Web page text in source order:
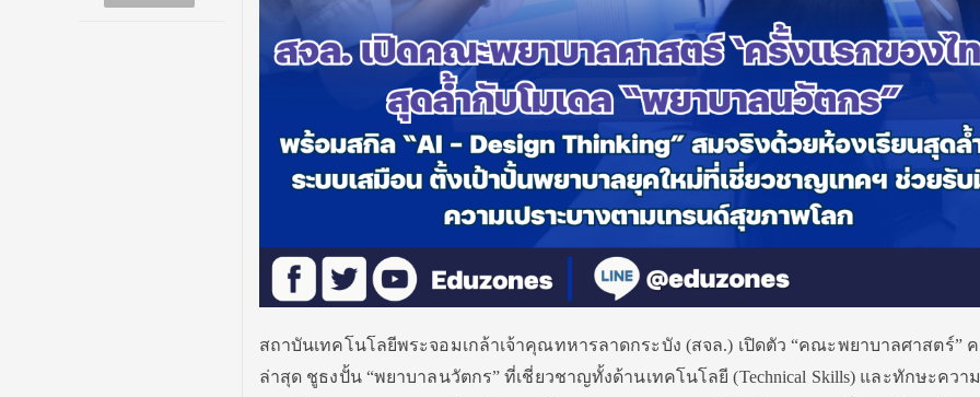
สถาบันเทคโนโลยีพระจอมเกล้าเจ้าคุณทหารลาดกระบัง (สจล.) เปิดตัว “คณะพยาบาลศาสตร์”
ล่าสุด ชูธงปั้น “พยาบาลนวัตกร” ที่เชี่ยวชาญทั้งด้านเทคโนโลยี (Technical Skills) และทักษะควา